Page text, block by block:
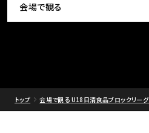
会場で観る
トップ 会場で観る U18日清食品ブロックリー